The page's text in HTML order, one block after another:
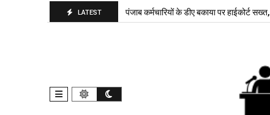
LATEST
बरकरार, बांकीपुर में… पंजाब कर्मचारियों के डीए बकाया पर हाईकोर्ट सख्त,…